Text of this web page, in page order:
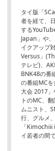
タイ版「
者を経て、
する
Japan」や
イクアップ
Versus」
テレビ)、
BNK48の番
の番組MC
大会 2017
トのMC、
ムニスト、
行、グルメ
「
イ若者の間